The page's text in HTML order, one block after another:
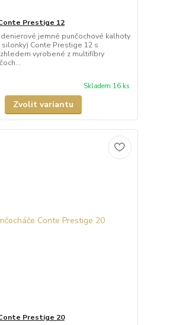
Prestige 12
jemné punčochové kalhoty
silonky) Conte Prestige 12 s
vyrobené z multifíbry
Skladem 16 ks
Zvolit variantu
Prestige 20